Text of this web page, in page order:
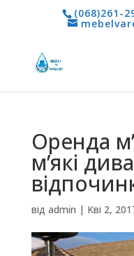
(068)261-
Оренда
м’які
від admin | Кві 2,